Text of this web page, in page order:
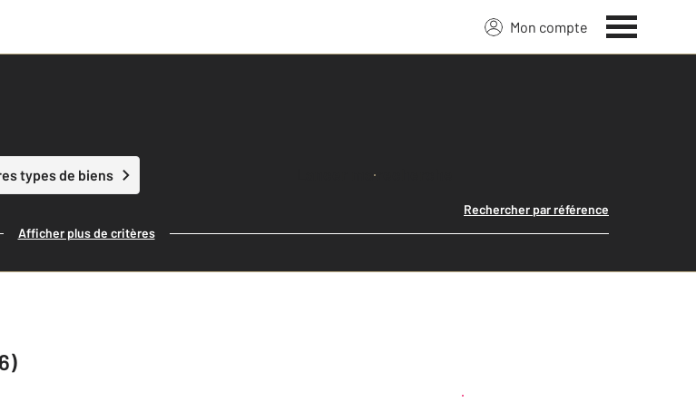
Mon compte
types de biens Lancer ma recherche
Rechercher par référence
Afficher plus de critères
Créer une alerte